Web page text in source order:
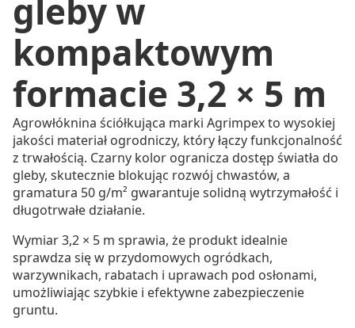
gleby w
kompaktowym
formacie 3,2 × 5 m
Agrowłóknina ściółkująca marki Agrimpex to wysokiej
jakości materiał ogrodniczy, który łączy funkcjonalność
z trwałością. Czarny kolor ogranicza dostęp światła do
gleby, skutecznie blokując rozwój chwastów, a
gramatura 50 g/m² gwarantuje solidną wytrzymałość i
długotrwałe działanie.
Wymiar 3,2 × 5 m sprawia, że produkt idealnie
sprawdza się w przydomowych ogródkach,
warzywnikach, rabatach i uprawach pod osłonami,
umożliwiając szybkie i efektywne zabezpieczenie
gruntu.